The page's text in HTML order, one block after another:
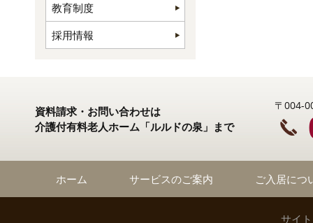
教育制度
採用情報
資料請求・お問い合わせは
介護付有料老人ホーム「ルルドの泉」まで
〒004-
ホーム サービスのご案内 ご入居につ
サイ